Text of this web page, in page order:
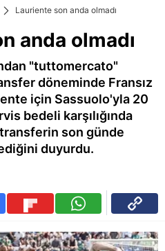
Lauriente son anda olmadı
anda olmadı
"tuttomercato"
döneminde Fransız
için Sassuolo'yla 20
bedeli karşılığında
transferin son günde
duyurdu.